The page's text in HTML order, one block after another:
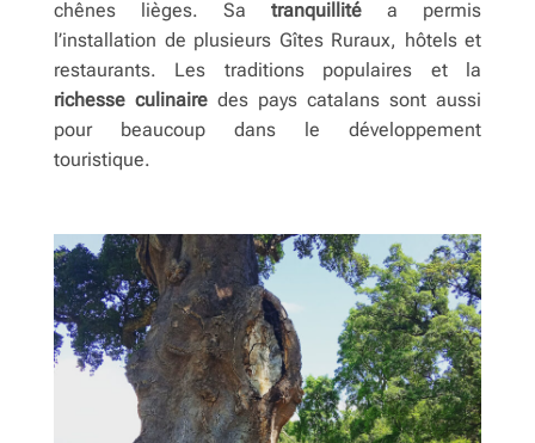
chênes lièges. Sa tranquillité a permis
l’installation de plusieurs Gîtes Ruraux, hôtels et
restaurants. Les traditions populaires et la
richesse culinaire des pays catalans sont aussi
pour beaucoup dans le développement
touristique.